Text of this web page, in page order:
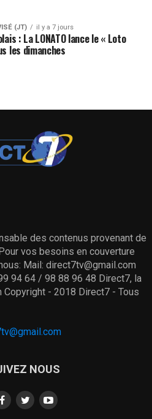
(JT) il y a 7 jours
: La LONATO lance le « Loto
les dimanches
des contenus provenant de
vos besoins en couverture
Mail: direct7tv@gmail.com
94 64 / 98 88 96 48 Direct7, la
- 2018 Direct7 - Tous
NOUS